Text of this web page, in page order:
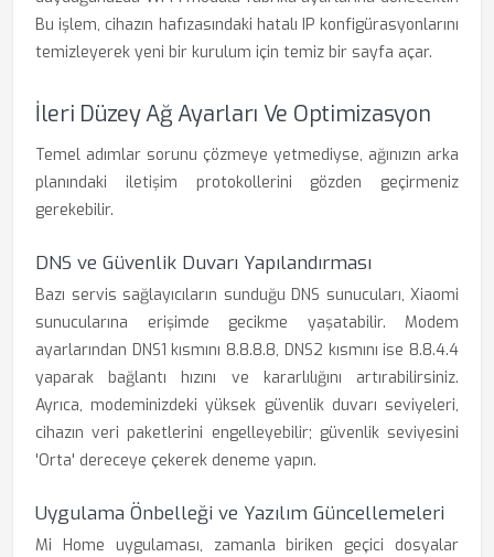
Bu işlem, cihazın hafızasındaki hatalı IP konfigürasyonlarını
temizleyerek yeni bir kurulum için temiz bir sayfa açar.
İleri Düzey Ağ Ayarları Ve Optimizasyon
Temel adımlar sorunu çözmeye yetmediyse, ağınızın arka
planındaki iletişim protokollerini gözden geçirmeniz
gerekebilir.
DNS ve Güvenlik Duvarı Yapılandırması
Bazı servis sağlayıcıların sunduğu DNS sunucuları, Xiaomi
sunucularına erişimde gecikme yaşatabilir. Modem
ayarlarından DNS1 kısmını 8.8.8.8, DNS2 kısmını ise 8.8.4.4
yaparak bağlantı hızını ve kararlılığını artırabilirsiniz.
Ayrıca, modeminizdeki yüksek güvenlik duvarı seviyeleri,
cihazın veri paketlerini engelleyebilir; güvenlik seviyesini
'Orta' dereceye çekerek deneme yapın.
Uygulama Önbelleği ve Yazılım Güncellemeleri
Mi Home uygulaması, zamanla biriken geçici dosyalar